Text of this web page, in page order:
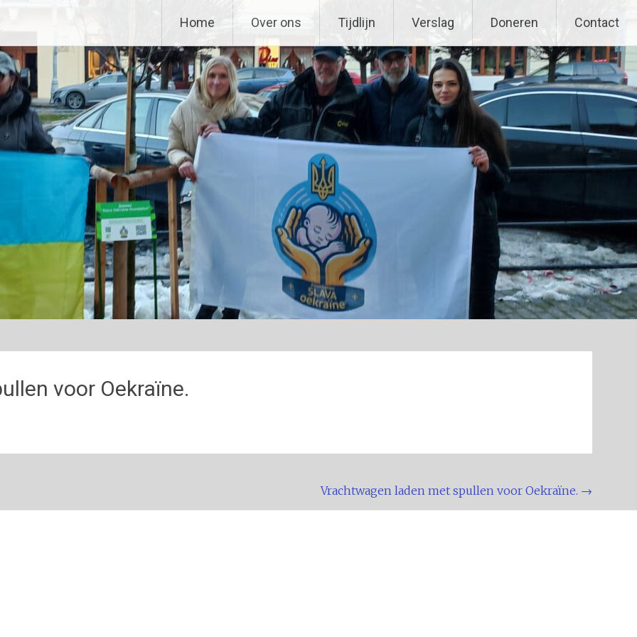
Home Over ons Tijdlijn Verslag Doneren Contact
voor Oekraïne.
Vrachtwagen laden met spullen voor Oekraïne. →